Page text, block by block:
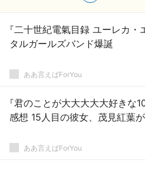
『二十世紀電氣目録 ユーレカ
タルガールズバンド爆誕
ああ言えばForYou
『君のことが大大大大大好きな
感想 15人目の彼女、茂見紅葉が
ああ言えばForYou